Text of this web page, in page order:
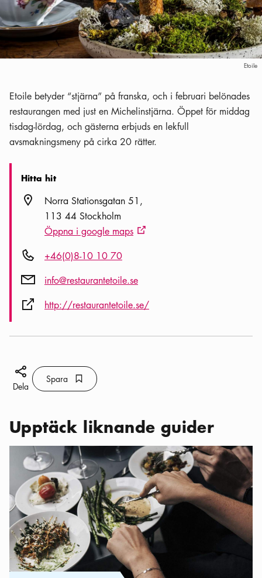
Etoile
Etoile betyder “stjärna” på franska, och i februari belönades
restaurangen med just en Michelinstjärna. Öppet för middag
tisdag-lördag, och gästerna erbjuds en lekfull
avsmakningsmeny på cirka 20 rätter.
Hitta hit
Plats ikonNorra Stationsgatan 51
113 44 Stockholm
Öppna i google maps Extern ikon
Telefon ikon+46(0)8-10 10 70
Post ikoninfo@restaurantetoile.se
Extern ikonhttp://restaurantetoile.se/
Dela ikon
Dela
Spara Bokmärke ikon
Spara
Upptäck liknande guider
Kategorier: Restauranger Stockholm för foodies